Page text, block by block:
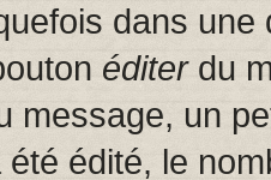
dans
éditerdu
message, un
été édité, le